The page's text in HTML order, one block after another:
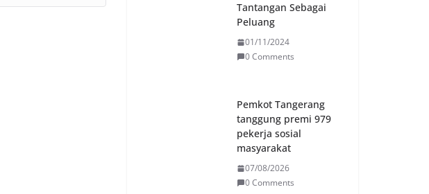
Tantangan Sebagai
Peluang
01/11/2024
0 Comments
Pemkot Tangerang
tanggung premi 979
pekerja sosial
masyarakat
07/08/2026
0 Comments